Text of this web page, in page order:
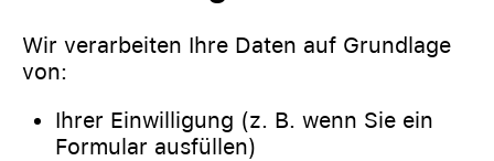
Wir verarbeiten Ihre Daten auf Grundlage
von:
Ihrer Einwilligung (z. B. wenn Sie ein
Formular ausfüllen)